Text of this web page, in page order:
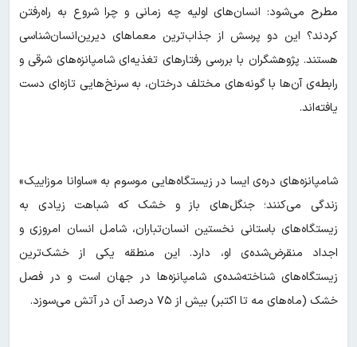
مطرح می‌شود: انسان‌های اولیه چه زمانی و چرا شروع به راه‌رفتن
کردند؟ این دو پرسش از جذاب‌ترین معماهای دیرین‌انسان‌شناسی
هستند. پژوهشگران با بررسی رفتارهای تغذیه‌ای شامپانزه‌های شرقی و
رابطه‌ی آن‌ها با گونه‌های مختلف درختان، به سرنخ‌هایی تازه‌ای دست
یافته‌اند.
شامپانزه‌های دره‌ی ایسا در زیستگاه‌هایی موسوم به «ساوانا موزاییک»
زندگی می‌کنند؛ جنگل‌های باز و خشک که شباهت زیادی به
زیستگاه‌های باستانی نخستین انسان‌تباران، شامل انسان امروزی و
اجداد منقرض‌شده‌ی او، دارد. این منطقه یکی از خشک‌ترین
زیستگاه‌های شناخته‌شده‌ی شامپانزه‌ها در جهان است و در فصل
خشک (ماه‌های مه تا اکتبر) بیش از ۷۵ درصد آن در آتش می‌سوزد.